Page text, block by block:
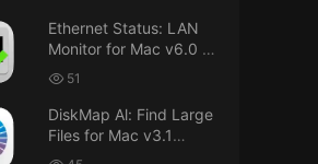
果公司下载。
• 2026-07-29
Golden Gate 27 完整安装包链
Ethernet Status: LAN
Monitor for Mac v6.0 以
太网状态：LAN 监控
51
DiskMap Al: Find Large
Files for Mac v3.1
DiskMap AL：查找大文